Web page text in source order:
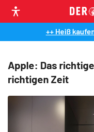
++ Heiß
Apple: Das
richtigen Zeit